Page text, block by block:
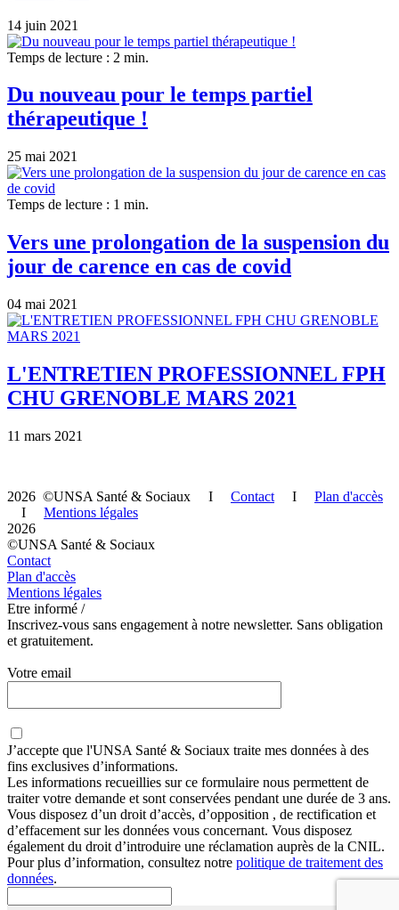
14 juin 2021
Temps de lecture : 2 min.
Du nouveau pour le temps partiel
thérapeutique !
25 mai 2021
Temps de lecture : 1 min.
Vers une prolongation de la suspension du
jour de carence en cas de covid
04 mai 2021
L'ENTRETIEN PROFESSIONNEL FPH
CHU GRENOBLE MARS 2021
11 mars 2021
2026 ©UNSA Santé & Sociaux I Contact I Plan d'accès
I Mentions légales
2026
©UNSA Santé & Sociaux
Contact
Plan d'accès
Mentions légales
Etre informé /
Inscrivez-vous sans engagement à notre newsletter. Sans obligation
et gratuitement.
Votre email
J’accepte que l'UNSA Santé & Sociaux traite mes données à des
fins exclusives d’informations.
Les informations recueillies sur ce formulaire nous permettent de
traiter votre demande et sont conservées pendant une durée de 3 ans.
Vous disposez d’un droit d’accès, d’opposition , de rectification et
d’effacement sur les données vous concernant. Vous disposez
également du droit d’introduire une réclamation auprès de la CNIL.
Pour plus d’information, consultez notre politique de traitement des
données.